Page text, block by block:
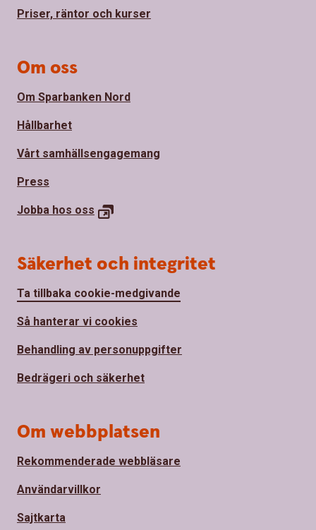
Priser, räntor och kurser
Om oss
Om Sparbanken Nord
Hållbarhet
Vårt samhällsengagemang
Press
Jobba hos oss
Säkerhet och integritet
Ta tillbaka cookie-medgivande
Så hanterar vi cookies
Behandling av personuppgifter
Bedrägeri och säkerhet
Om webbplatsen
Rekommenderade webbläsare
Användarvillkor
Sajtkarta